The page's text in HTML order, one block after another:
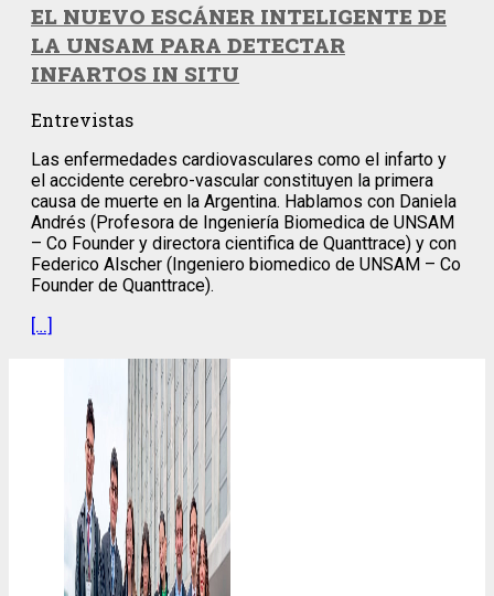
EL NUEVO ESCÁNER INTELIGENTE DE
LA UNSAM PARA DETECTAR
INFARTOS IN SITU
Entrevistas
Las enfermedades cardiovasculares como el infarto y
el accidente cerebro-vascular constituyen la primera
causa de muerte en la Argentina. Hablamos con Daniela
Andrés (Profesora de Ingeniería Biomedica de UNSAM
– Co Founder y directora cientifica de Quanttrace) y con
Federico Alscher (Ingeniero biomedico de UNSAM – Co
Founder de Quanttrace).
[…]